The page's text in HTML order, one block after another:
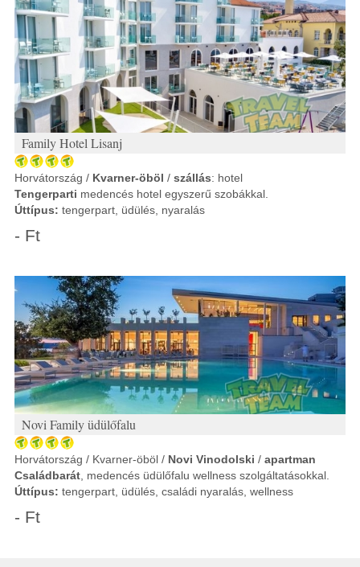
Family Hotel Lisanj
Horvátország / Kvarner-öböl / szállás: hotel
Tengerparti medencés hotel egyszerű szobákkal.
Úttípus: tengerpart, üdülés, nyaralás
- Ft
Novi Family üdülőfalu
Horvátország / Kvarner-öböl / Novi Vinodolski / apartman
Családbarát , medencés üdülőfalu wellness szolgáltatásokkal.
Úttípus: tengerpart, üdülés, családi nyaralás, wellness
- Ft